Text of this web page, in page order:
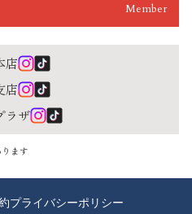
Member
店
店
ラザ
ます
プライバシーポリシー